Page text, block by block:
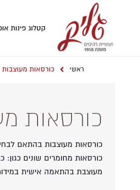
קטלוג פינות
ראשי כורסאות מעוצבות
כורסאות
כורסאות מעוצבות בהתאם
כורסאות מחומרים שונים כגון:
מעוצבת בהתאמה אישית